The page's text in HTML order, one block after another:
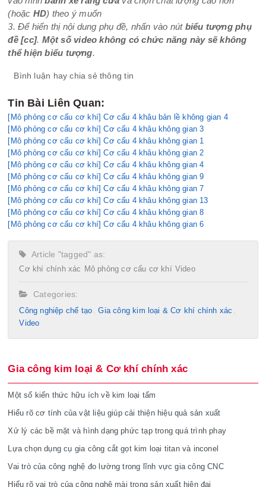
(hoặc HD) theo ý muốn
3. Để hiển thị nội dung phụ đề, nhấn vào nút biểu tượng phụ
đề [cc]. Một số video không có chức năng này sẽ không
thể hiện biểu tượng.
Bình luận hay chia sẻ thông tin
Tin Bài Liên Quan:
[Mô phỏng cơ cấu cơ khí] Cơ cấu 4 khâu bản lề không gian 4
[Mô phỏng cơ cấu cơ khí] Cơ cấu 4 khâu không gian 3
[Mô phỏng cơ cấu cơ khí] Cơ cấu 4 khâu không gian 1
[Mô phỏng cơ cấu cơ khí] Cơ cấu 4 khâu không gian 2
[Mô phỏng cơ cấu cơ khí] Cơ cấu 4 khâu không gian 4
[Mô phỏng cơ cấu cơ khí] Cơ cấu 4 khâu không gian 9
[Mô phỏng cơ cấu cơ khí] Cơ cấu 4 khâu không gian 7
[Mô phỏng cơ cấu cơ khí] Cơ cấu 4 khâu không gian 13
[Mô phỏng cơ cấu cơ khí] Cơ cấu 4 khâu không gian 8
[Mô phỏng cơ cấu cơ khí] Cơ cấu 4 khâu không gian 6
Article "tagged" as:
Cơ khí chính xác Mô phỏng cơ cấu cơ khí Video
Categories:
Công nghiệp chế tạo​
Gia công kim loại & Cơ khí chính xác
Video
Gia công kim loại & Cơ khí chính xác
Một số kiến thức hữu ích về kim loại tấm
Hiểu rõ cơ tính của vật liệu giúp cải thiện hiệu quả sản xuất
Xử lý các bề mặt và hình dạng phức tạp trong quá trình phay
Lựa chọn dụng cụ gia công cắt gọt kim loại titan và inconel
Vai trò của công nghệ đo lường trong lĩnh vực gia công CNC
Hiểu rõ vai trò của công nghệ mài trong sản xuất hiện đại